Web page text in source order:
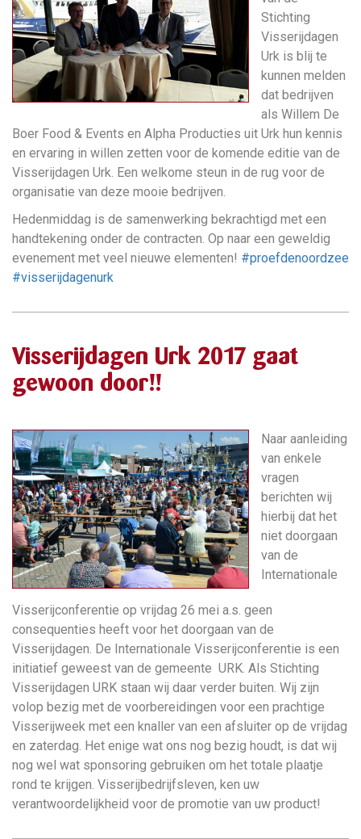
Stichting
Visserijdagen
Urk is blij te
kunnen melden
dat bedrijven
als Willem De
Boer Food & Events en Alpha Producties uit Urk hun kennis
en ervaring in willen zetten voor de komende editie van de
Visserijdagen Urk. Een welkome steun in de rug voor de
organisatie van deze mooie bedrijven.
Hedenmiddag is de samenwerking bekrachtigd met een
handtekening onder de contracten. Op naar een geweldig
evenement met veel nieuwe elementen! #proefdenoordzee
#visserijdagenurk
Visserijdagen Urk 2017 gaat
gewoon door!!
Naar aanleiding
van enkele
vragen
berichten wij
hierbij dat het
niet doorgaan
van de
Internationale
Visserijconferentie op vrijdag 26 mei a.s. geen
consequenties heeft voor het doorgaan van de
Visserijdagen. De Internationale Visserijconferentie is een
initiatief geweest van de gemeente URK. Als Stichting
Visserijdagen URK staan wij daar verder buiten. Wij zijn
volop bezig met de voorbereidingen voor een prachtige
Visserijweek met een knaller van een afsluiter op de vrijdag
en zaterdag. Het enige wat ons nog bezig houdt, is dat wij
nog wel wat sponsoring gebruiken om het totale plaatje
rond te krijgen. Visserijbedrijfsleven, ken uw
verantwoordelijkheid voor de promotie van uw product!